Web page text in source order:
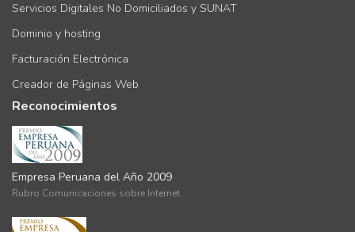
Servicios Digitales No Domiciliados y SUNAT
Dominio y hosting
Facturación Electrónica
Creador de Páginas Web
Reconocimientos
Empresa Peruana del Año 2009
Rubro Comunicaciones sobre Internet